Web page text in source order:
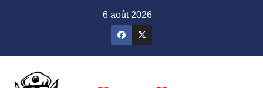
6 août 2026